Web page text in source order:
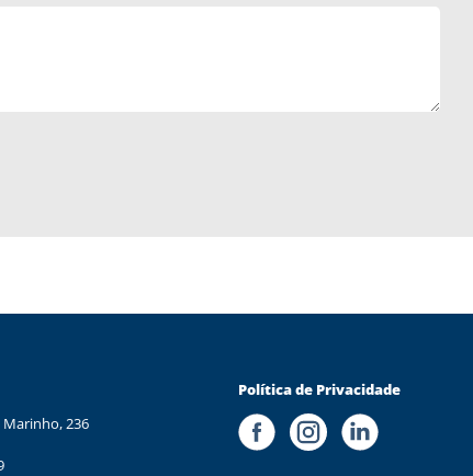
Marinho, 236
Política de Privacidade